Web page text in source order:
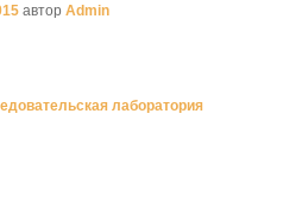
автор Admin
лаборатория